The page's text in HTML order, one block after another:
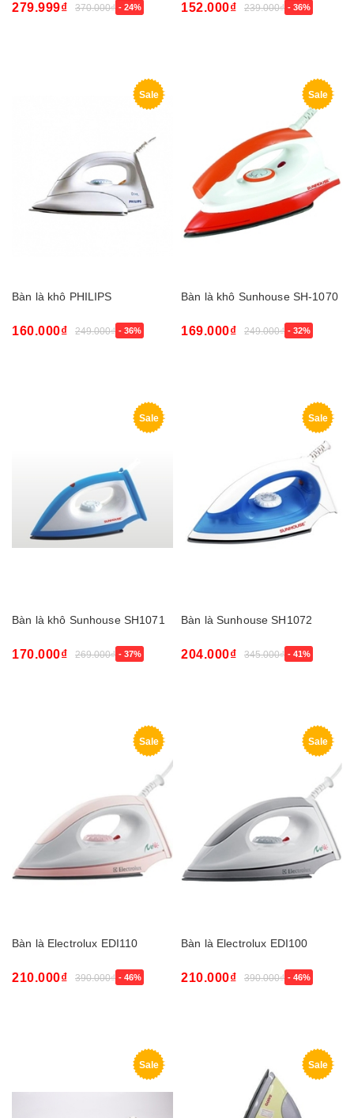
279.999₫ 370.000₫ - 24% 152.000₫ 239.000₫ - 36%
Sale
Bàn là khô PHILIPS
160.000₫ 249.000₫ - 36%
Sale
Bàn là khô Sunhouse SH-1070
169.000₫ 249.000₫ - 32%
Sale
Bàn là khô Sunhouse SH1071
170.000₫ 269.000₫ - 37%
Sale
Bàn là Sunhouse SH1072
204.000₫ 345.000₫ - 41%
Sale
Bàn là Electrolux EDI110
210.000₫ 390.000₫ - 46%
Sale
Bàn là Electrolux EDI100
210.000₫ 390.000₫ - 46%
Sale Sale